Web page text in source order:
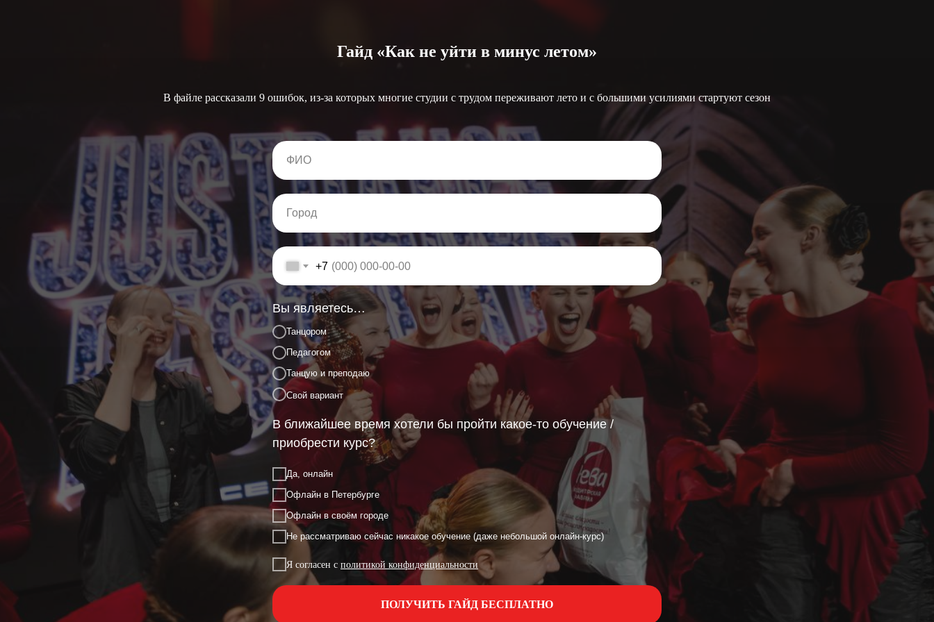
Гайд «Как не уйти в минус летом»
В файле рассказали 9 ошибок, из-за которых многие студии с трудом переживают лето и с большими усилиями стартуют сезон
+7
Вы являетесь…
Танцором
Педагогом
Танцую и преподаю
Свой вариант
В ближайшее время хотели бы пройти какое-то обучение /
приобрести курс?
Да, онлайн
Офлайн в Петербурге
Офлайн в своём городе
Не рассматриваю сейчас никакое обучение (даже небольшой онлайн-курс)
Я согласен с политикой конфиденциальности
ПОЛУЧИТЬ ГАЙД БЕСПЛАТНО